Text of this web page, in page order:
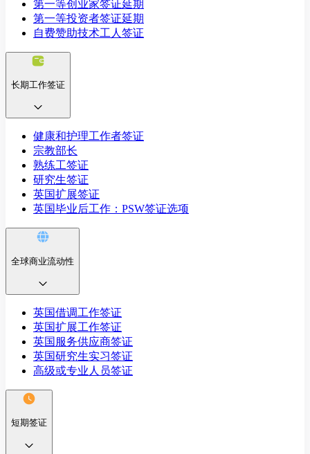
第一等创业家签证延期
第一等投资者签证延期
自费赞助技术工人签证
长期工作签证
健康和护理工作者签证
宗教部长
熟练工签证
研究生签证
英国扩展签证
英国毕业后工作：PSW签证选项
全球商业流动性
英国借调工作签证
英国扩展工作签证
英国服务供应商签证
英国研究生实习签证
高级或专业人员签证
短期签证